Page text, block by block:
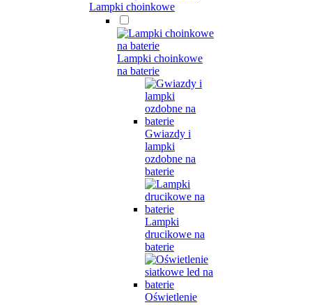
Lampki choinkowe
Lampki choinkowe
na baterie
Gwiazdy i
lampki
ozdobne na
baterie
Lampki
drucikowe na
baterie
Oświetlenie